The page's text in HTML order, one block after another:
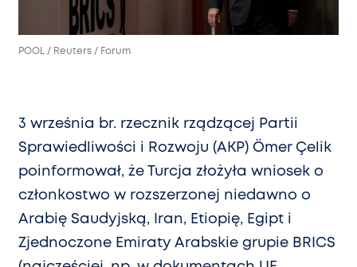
POOL / Reuters / Forum
3 września br. rzecznik rządzącej Partii
Sprawiedliwości i Rozwoju (AKP) Ömer Çelik
poinformował, że Turcja złożyła wniosek o
członkostwo w rozszerzonej niedawno o
Arabię Saudyjską, Iran, Etiopię, Egipt i
Zjednoczone Emiraty Arabskie grupie BRICS